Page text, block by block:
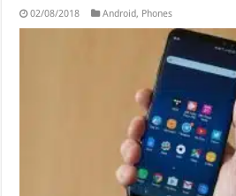
02/08/2018 Android, Phones